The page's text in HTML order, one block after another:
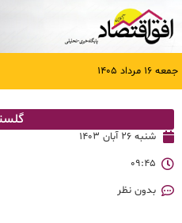
جمعه ۱۶ مرداد ۱۴۰۵
شنبه ۲۶ آبان ۱۴۰۳
۰۹:۴۵
بدون نظر